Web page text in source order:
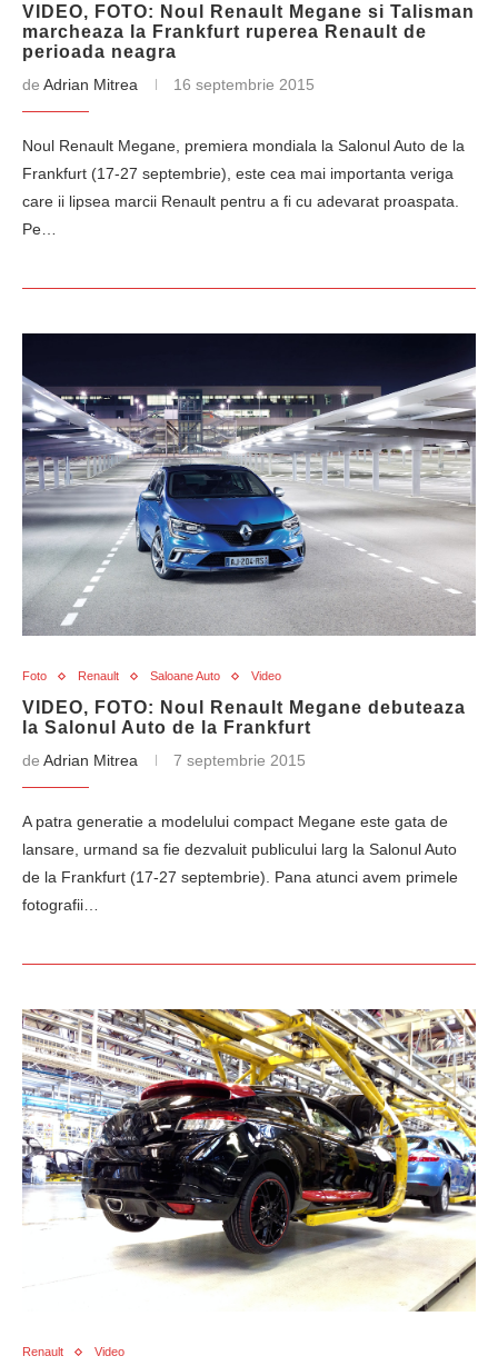
VIDEO, FOTO: Noul Renault Megane si Talisman
marcheaza la Frankfurt ruperea Renault de
perioada neagra
de Adrian Mitrea 16 septembrie 2015
Noul Renault Megane, premiera mondiala la Salonul Auto de la
Frankfurt (17-27 septembrie), este cea mai importanta veriga
care ii lipsea marcii Renault pentru a fi cu adevarat proaspata.
Pe…
Foto Renault Saloane Auto Video
VIDEO, FOTO: Noul Renault Megane debuteaza
la Salonul Auto de la Frankfurt
de Adrian Mitrea 7 septembrie 2015
A patra generatie a modelului compact Megane este gata de
lansare, urmand sa fie dezvaluit publicului larg la Salonul Auto
de la Frankfurt (17-27 septembrie). Pana atunci avem primele
fotografii…
Renault Video